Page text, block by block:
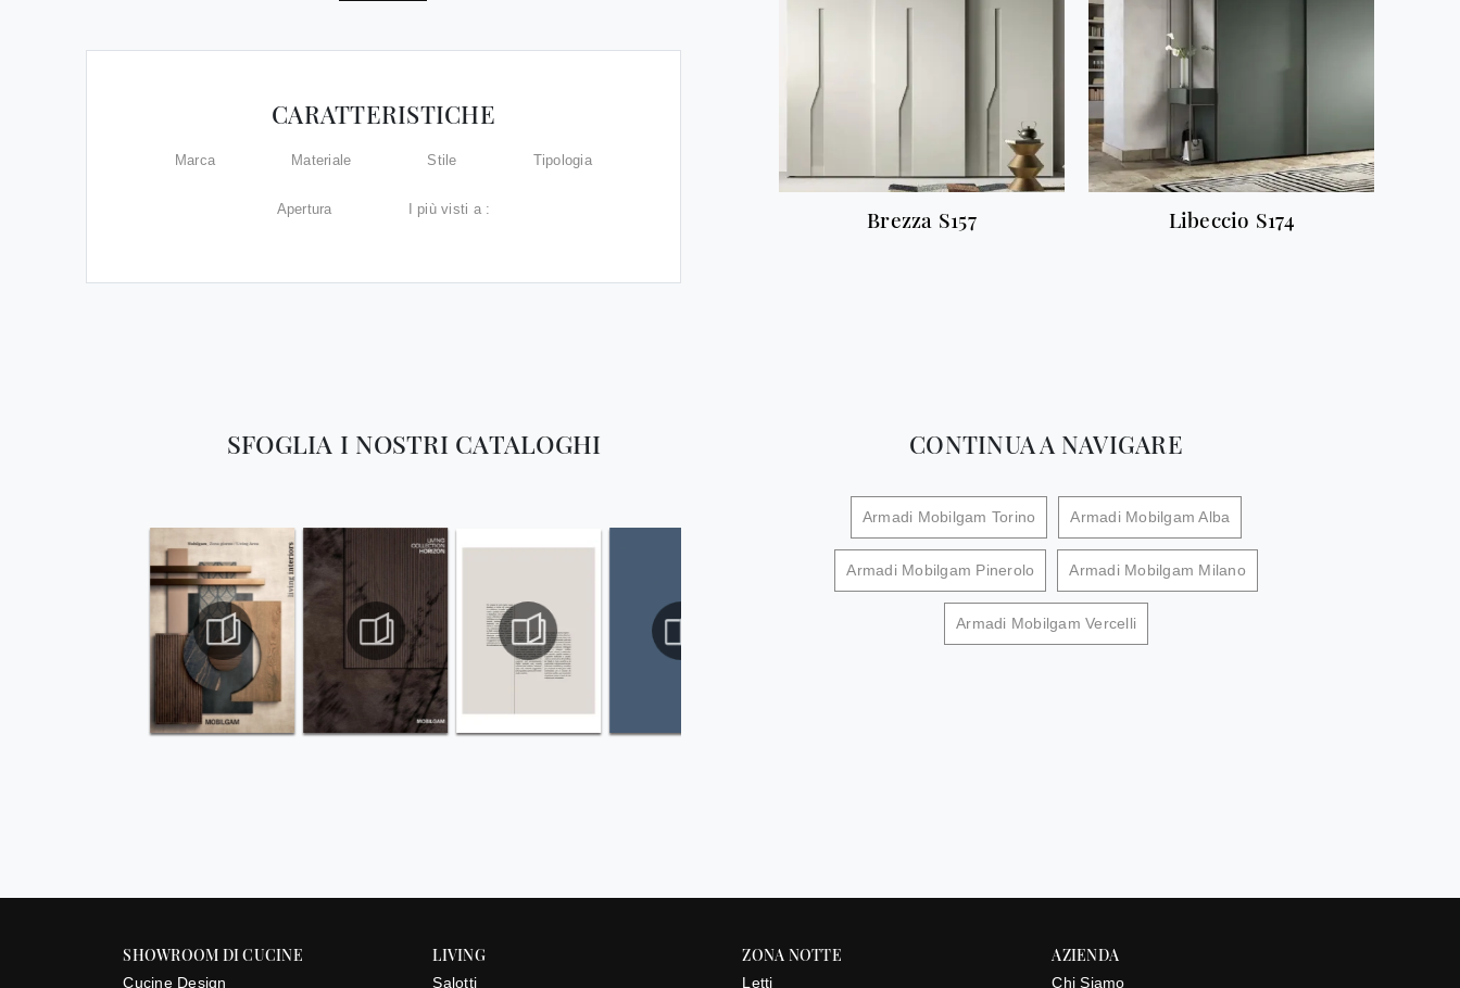
CARATTERISTICHE
Marca Materiale Stile Tipologia
Apertura I più visti a : Brezza S157 Libeccio S174
SFOGLIA I NOSTRI CATALOGHI CONTINUA A NAVIGARE
Armadi Mobilgam Torino Armadi Mobilgam Alba
Armadi Mobilgam Pinerolo Armadi Mobilgam Milano
Armadi Mobilgam Vercelli
SHOWROOM DI CUCINE
Cucine Design
LIVING
Salotti
ZONA NOTTE
Letti
AZIENDA
Chi Siamo